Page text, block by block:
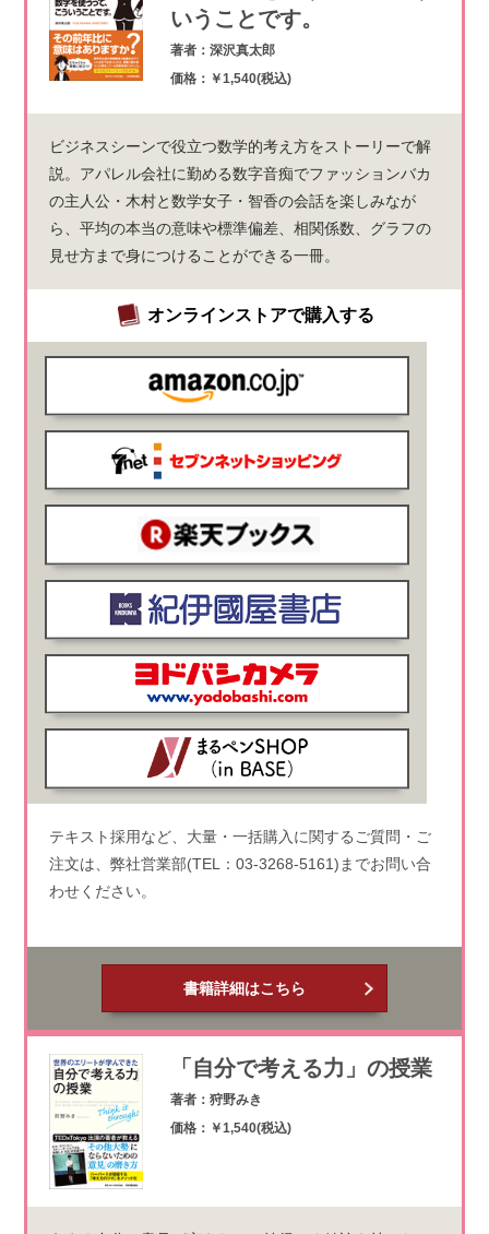
いうことです。
著者：深沢真太郎
価格：￥1,540(税込)
ビジネスシーンで役立つ数学的考え方をストーリーで解
説。アパレル会社に勤める数字音痴でファッションバカ
の主人公・木村と数学女子・智香の会話を楽しみなが
ら、平均の本当の意味や標準偏差、相関係数、グラフの
見せ方まで身につけることができる一冊。
オンラインストアで購入する
テキスト採用など、大量・一括購入に関するご質問・ご
注文は、弊社営業部(TEL：03-3268-5161)までお問い合
わせください。
書籍詳細はこちら
「自分で考える力」の授業
著者：狩野みき
価格：￥1,540(税込)